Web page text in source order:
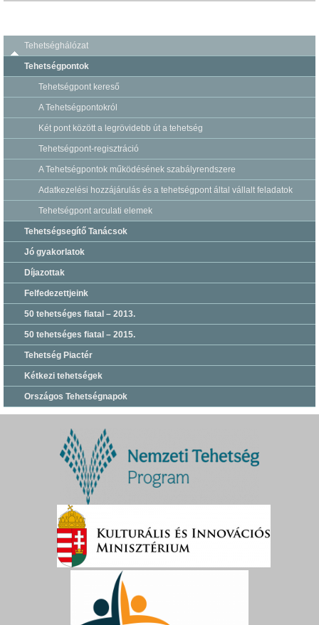
Tehetséghálózat
Tehetségpontok
Tehetségpont kereső
A Tehetségpontokról
Két pont között a legrövidebb út a tehetség
Tehetségpont-regisztráció
A Tehetségpontok működésének szabályrendszere
Adatkezelési hozzájárulás és a tehetségpont által vállalt feladatok
Tehetségpont arculati elemek
Tehetségsegítő Tanácsok
Jó gyakorlatok
Díjazottak
Felfedezettjeink
50 tehetséges fiatal – 2013.
50 tehetséges fiatal – 2015.
Tehetség Piactér
Kétkezi tehetségek
Országos Tehetségnapok